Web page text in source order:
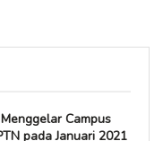
Campus
pada Januari 2021